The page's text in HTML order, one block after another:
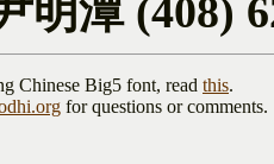
明潭 (408)
Chinese Big5 font, read this.
for questions or comments.